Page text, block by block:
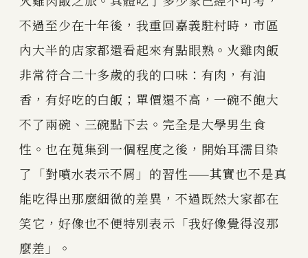
不過至少在十年後，我重回嘉義駐村時，市區
內大半的店家都還看起來有點眼熟。火雞肉飯
非常符合二十多歲的我的口味：有肉，有油
香，有好吃的白飯；單價還不高，一碗不飽大
不了兩碗、三碗點下去。完全是大學男生食
性。也在蒐集到一個程度之後，開始耳濡目染
了「對噴水表示不屑」的習性——其實也不是真
能吃得出那麼細微的差異，不過既然大家都在
笑它，好像也不便特別表示「我好像覺得沒那
麼差」。